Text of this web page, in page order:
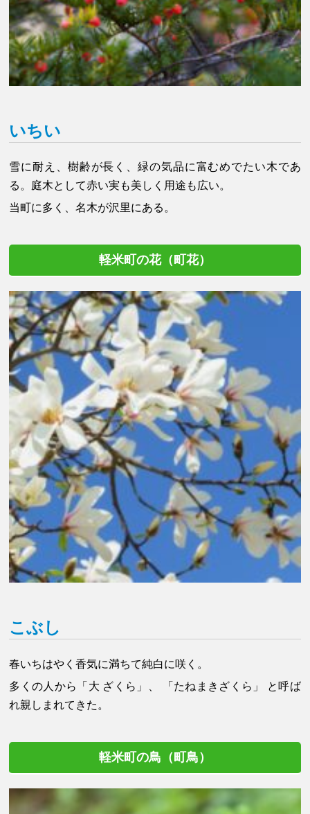
いちい
雪に耐え、樹齢が長く、緑の気品に富むめでたい木であ
る。庭木として赤い実も美しく用途も広い。
当町に多く、名木が沢里にある。
軽米町の花（町花）
こぶし
春いちはやく香気に満ちて純白に咲く。
多くの人から「大 ざくら」、 「たねまきざくら」 と呼ば
れ親しまれてきた。
軽米町の鳥（町鳥）